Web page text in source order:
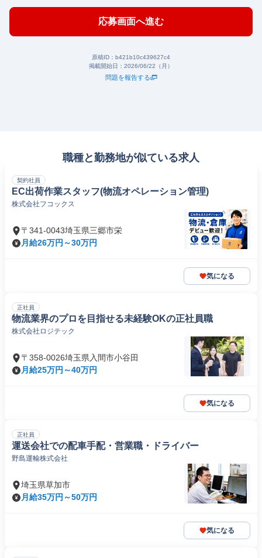
応募画面へ進む
原稿ID： b421b10c439627c4
掲載開始日： 2026/06/22（月）
問題を報告する
職種と勤務地が似ている求人
契約社員
EC出荷作業スタッフ(物流オペレーション管理)
株式会社フコックス
〒341-0043埼玉県三郷市栄
月給26万円～30万円
気になる
正社員
物流業界のプロを目指せる未経験OKの正社員職
株式会社ロジテック
〒358-0026埼玉県入間市小谷田
月給25万円～40万円
気になる
正社員
運送会社での配車手配・営業職・ドライバー
野島運輸株式会社
埼玉県草加市
月給35万円～50万円
気になる